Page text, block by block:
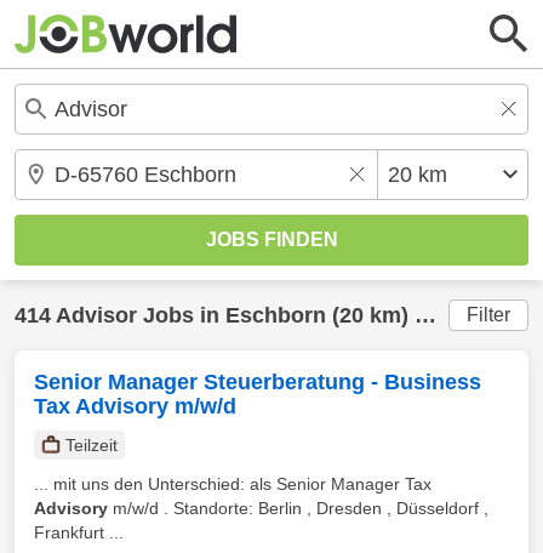
414 Advisor Jobs in Eschborn (20 km) gefunden Filter
Senior Manager Steuerberatung - Business
Tax Advisory m/w/d
Teilzeit
... mit uns den Unterschied: als Senior Manager Tax
Advisory m/w/d . Standorte: Berlin , Dresden , Düsseldorf ,
Frankfurt ...